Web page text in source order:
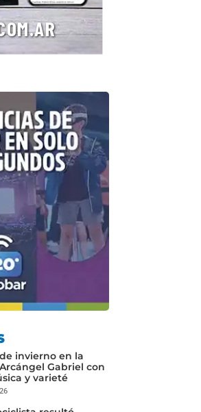
invierno en la
Gabriel con
y varieté